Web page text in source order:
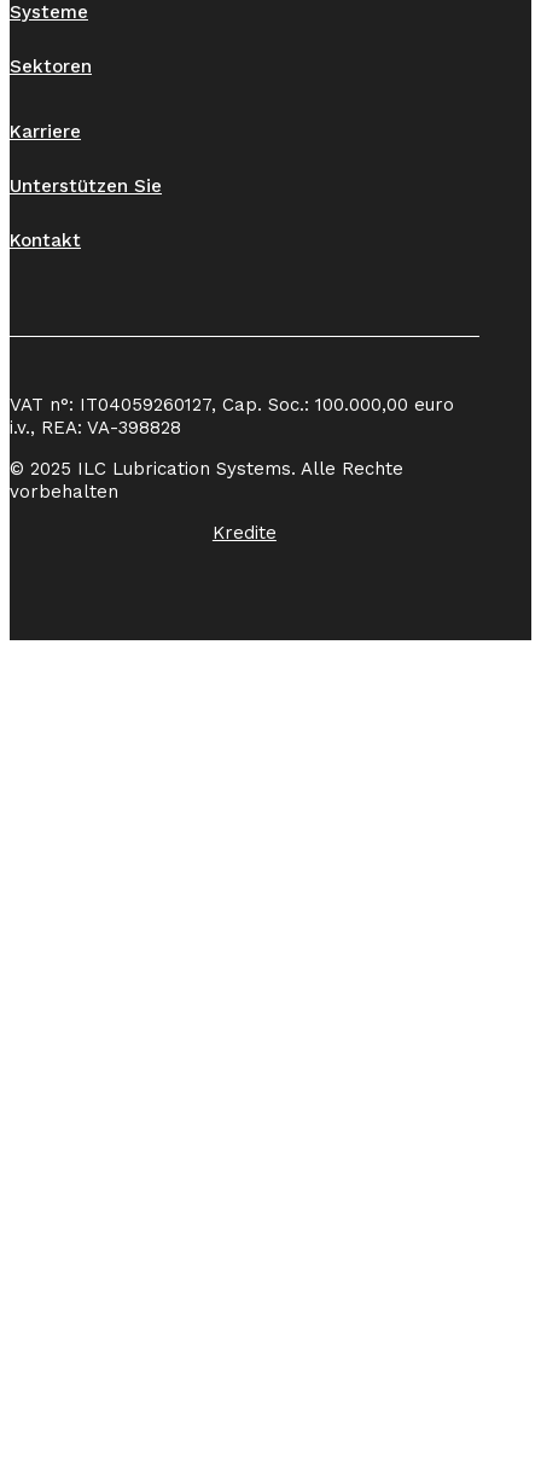
Systeme
Sektoren
Karriere
Unterstützen Sie
Kontakt
VAT n°: IT04059260127, Cap. Soc.: 100.000,00 euro
i.v., REA: VA-398828
© 2025 ILC Lubrication Systems. Alle Rechte
vorbehalten
Kredite